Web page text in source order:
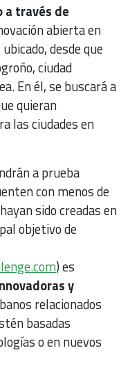
a través de
abierta en
desde que
ciudad
En él, se buscará a
quieran
las ciudades en
a prueba
con menos de
sido creadas en
objetivo de
) es
y
relacionados
basadas
o en nuevos